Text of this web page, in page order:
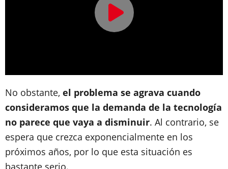
No obstante, el problema se agrava cuando
consideramos que la demanda de la tecnología
no parece que vaya a disminuir. Al contrario, se
espera que crezca exponencialmente en los
próximos años, por lo que esta situación es
bastante serio.